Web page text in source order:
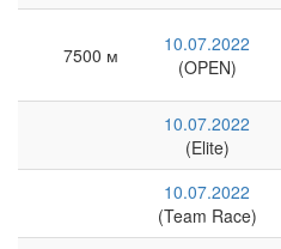
7500 м
10.07.2022
(OPEN)
10.07.2022
(Elite)
10.07.2022
(Team Race)